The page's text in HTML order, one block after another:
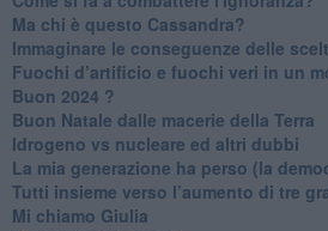
Ma chi è questo Cassandra?
Immaginare le conseguenze delle
​Fuochi d’artificio e fuochi veri in un
Buon 2024 ?
​Buon Natale dalle macerie della Terra
​Idrogeno vs nucleare ed altri dubbi
​La mia generazione ha perso (la
​Tutti insieme verso l’aumento di tre
Mi chiamo Giulia